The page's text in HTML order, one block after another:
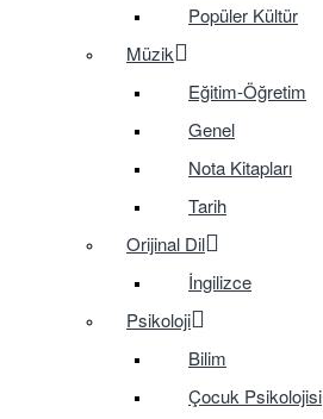
Popüler Kültür
Müzik
Eğitim-Öğretim
Genel
Nota Kitapları
Tarih
Orijinal Dil
İngilizce
Psikoloji
Bilim
Çocuk Psikolojisi